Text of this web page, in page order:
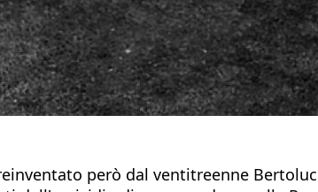
però dal ventitreenne